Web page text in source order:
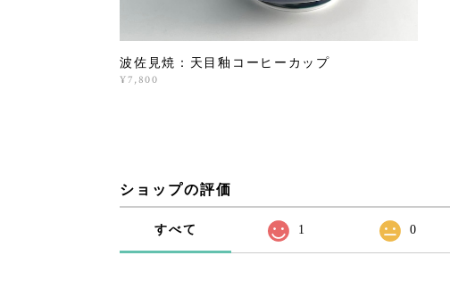
波佐見焼：天目釉コーヒーカップ
¥7,800
ショップの評価
すべて 1 0